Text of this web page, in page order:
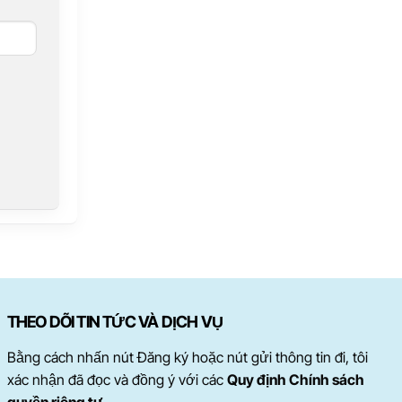
THEO DÕI TIN TỨC VÀ DỊCH VỤ
Bằng cách nhấn nút Đăng ký hoặc nút gửi thông tin đi, tôi
xác nhận đã đọc và đồng ý với các Quy định Chính sách